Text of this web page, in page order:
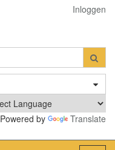
Inloggen
Powered by Translate